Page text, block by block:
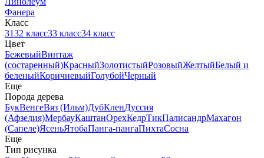
Фанера
Класс
3132 класс33 класс34 класс
Цвет
БежевыйВинтаж
(состаренный)КрасныйЗолотистыйРозовыйЖелтыйБелый и
беленыйКоричневыйГолубойЧерный
Еще
Порода дерева
БукВенгеВяз (Ильм)ДубКленДуссия
(Афзелия)МербауКаштанОрехКедрТикПалисандрМахагон
(Сапеле)ЯсеньЯтобаПанга-пангаПихтаСосна
Еще
Тип рисунка